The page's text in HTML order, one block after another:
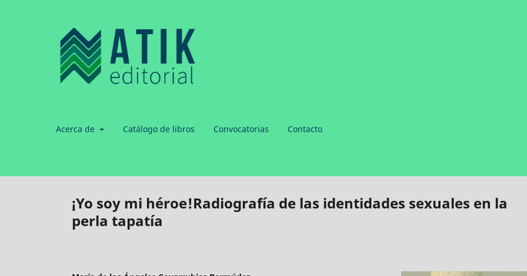
Acerca de Catálogo de libros Convocatorias Contacto
¡Yo soy mi héroe!Radiografía de las identidades sexuales en la
perla tapatía